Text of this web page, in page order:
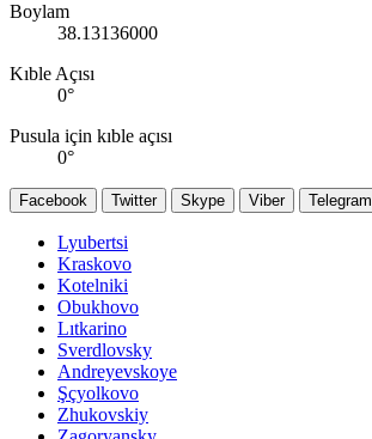
Boylam
38.13136000
Kıble Açısı
0°
Pusula için kıble açısı
0°
Facebook Twitter Skype Viber Telegram
Lyubertsi
Kraskovo
Kotelniki
Obukhovo
Lıtkarino
Sverdlovsky
Andreyevskoye
Şçyolkovo
Zhukovskiy